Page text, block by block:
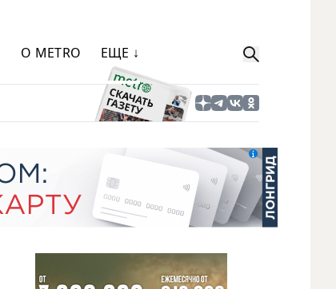
О METRO ЕЩЕ ↓